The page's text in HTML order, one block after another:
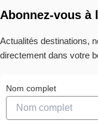
Abonnez-vous à
Actualités destinations,
directement dans votre
Nom complet